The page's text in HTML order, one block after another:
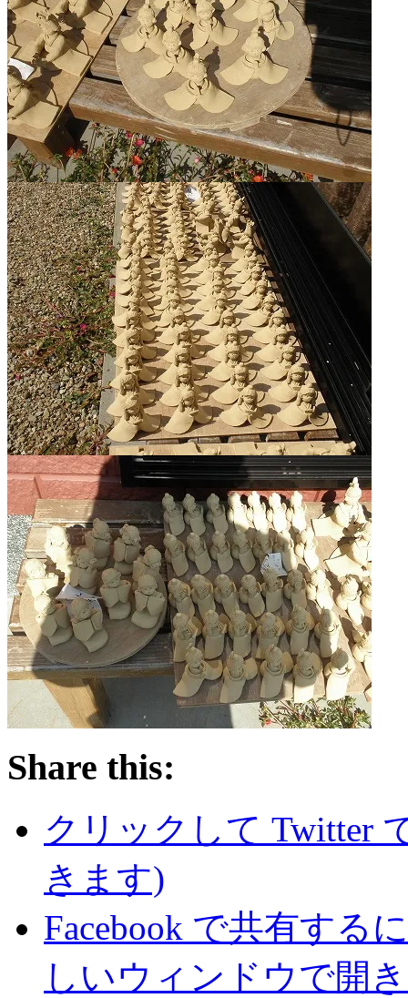
Share this:
クリックして Twitter
きます)
Facebook で共有する
しいウィンドウで開